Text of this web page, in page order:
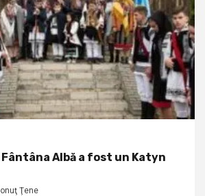
Fântâna Albă a fost un Katyn
Ionuţ Ţene